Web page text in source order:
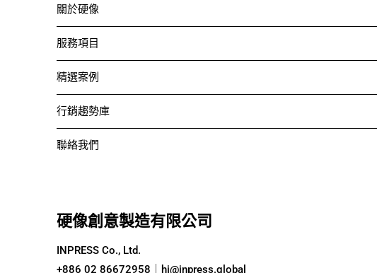
關於硬像
服務項目
精選案例
行銷趨勢庫
聯絡我們
硬像創意製造有限公司
INPRESS Co., Ltd.
+886 02 86672958｜
hi@inpress.global